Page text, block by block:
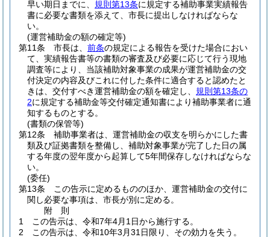
早い期日までに、 規則第13条に規定する補助事業実績報告
書に必要な書類を添えて、市長に提出しなければならな
い。
(運営補助金の額の確定等)
第11条
市長は、 前条の規定による報告を受けた場合におい
て、実績報告書等の書類の審査及び必要に応じて行う現地
調査等により、当該補助対象事業の成果が運営補助金の交
付決定の内容及びこれに付した条件に適合すると認めたと
きは、交付すべき運営補助金の額を確定し、 規則第13条の
2に規定する補助金等交付確定通知書により補助事業者に通
知するものとする。
(書類の保管等)
第12条
補助事業者は、運営補助金の収支を明らかにした書
類及び証拠書類を整備し、補助対象事業が完了した日の属
する年度の翌年度から起算して5年間保存しなければならな
い。
(委任)
第13条
この告示に定めるもののほか、運営補助金の交付に
関し必要な事項は、市長が別に定める。
附 則
1
この告示は、令和7年4月1日から施行する。
2
この告示は、令和10年3月31日限り、その効力を失う。